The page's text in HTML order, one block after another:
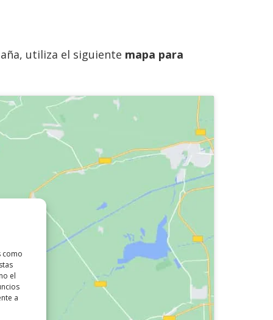
como
el
a
utiliza el siguiente mapa para